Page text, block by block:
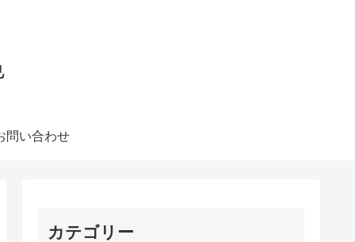
問い合わせ
カテゴリー